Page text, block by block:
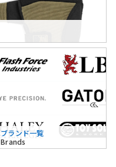
ブランド一覧
Brands